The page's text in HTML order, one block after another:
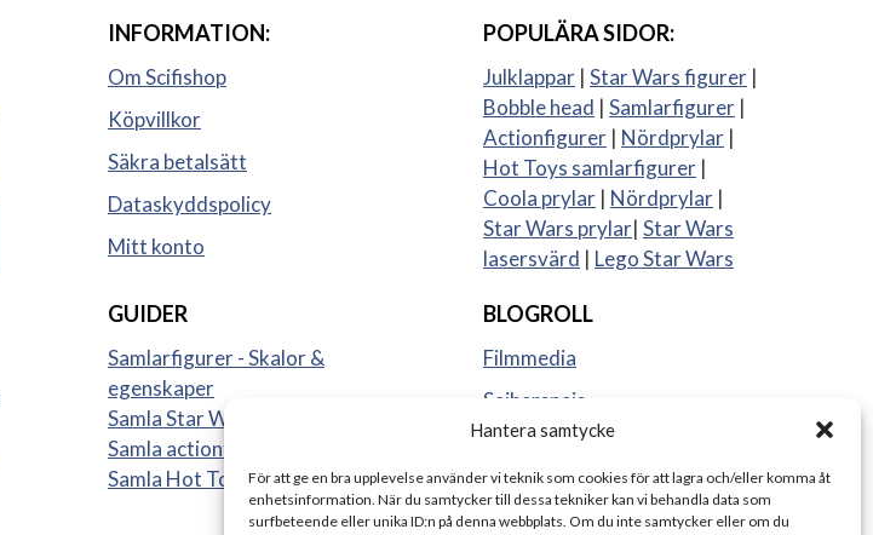
Hantera samtycke
För att ge en bra upplevelse använder vi teknik som cookies för att lagra och/eller komma åt
enhetsinformation. När du samtycker till dessa tekniker kan vi behandla data som
surfbeteende eller unika ID:n på denna webbplats. Om du inte samtycker eller om du
INFORMATION:
Om Scifishop
Köpvillkor
Säkra betalsätt
Dataskyddspolicy
Mitt konto
GUIDER
Samlarfigurer - Skalor &
egenskaper
Samla Star Wars figurer
Samla actionfigurer
Samla Hot Toys
POPULÄRA SIDOR:
Julklappar | Star Wars figurer |
Bobble head | Samlarfigurer |
Actionfigurer | Nördprylar |
Hot Toys samlarfigurer |
Coola prylar | Nördprylar |
Star Wars prylar| Star Wars
lasersvärd | Lego Star Wars
BLOGROLL
Filmmedia
Sajberspejs
Strange things